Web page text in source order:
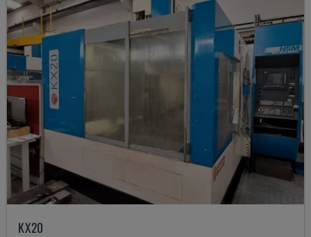
KX20